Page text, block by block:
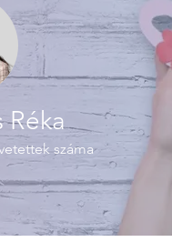
Réka
száma